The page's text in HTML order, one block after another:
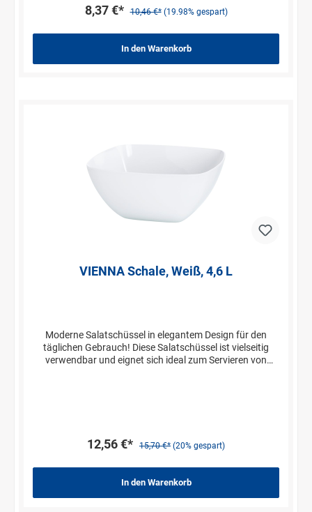
8,37 €* 10,46 €* (19.98% gespart)
In den Warenkorb
VIENNA Schale, Weiß, 4,6 L
Moderne Salatschüssel in elegantem Design für den
täglichen Gebrauch! Diese Salatschüssel ist vielseitig
verwendbar und eignet sich ideal zum Servieren von
12,56 €* 15,70 €* (20% gespart)
In den Warenkorb